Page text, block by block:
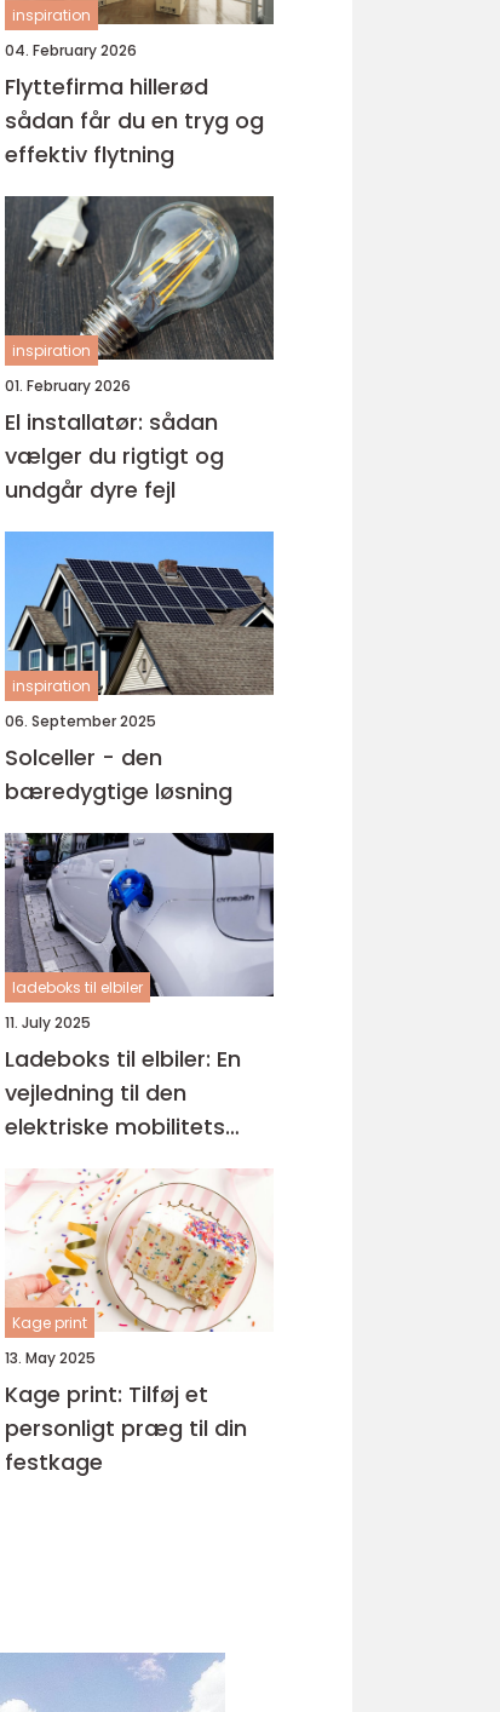
inspiration
04. February 2026
Flyttefirma hillerød
sådan får du en tryg og
effektiv flytning
inspiration
01. February 2026
El installatør: sådan
vælger du rigtigt og
undgår dyre fejl
inspiration
06. September 2025
Solceller - den
bæredygtige løsning
ladeboks til elbiler
11. July 2025
Ladeboks til elbiler: En
vejledning til den
elektriske mobilitets
fremtid
Kage print
13. May 2025
Kage print: Tilføj et
personligt præg til din
festkage